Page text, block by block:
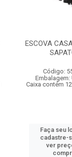
ESCOVA
Código:
Embalagem:
Caixa contém
Faça seu
cadastre-
ver